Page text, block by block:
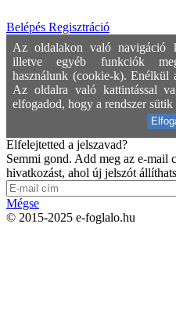
Belépés Regisztráció
Az oldalakon való navigáció
illetve egyéb funkciók
használunk (cookie-k). Enélkül
Az oldalra való kattintással
elfogadod, hogy a rendszer
Elfelejtetted a jelszavad?
Semmi gond. Add meg az e-mail
hivatkozást, ahol új jelszót
Mégse
© 2015-2025 e-foglalo.hu